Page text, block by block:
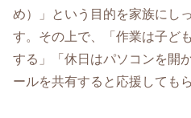
め）」という目的を家族にし
す。その上で、「作業は子ど
する」「休日はパソコンを開
ールを共有すると応援しても